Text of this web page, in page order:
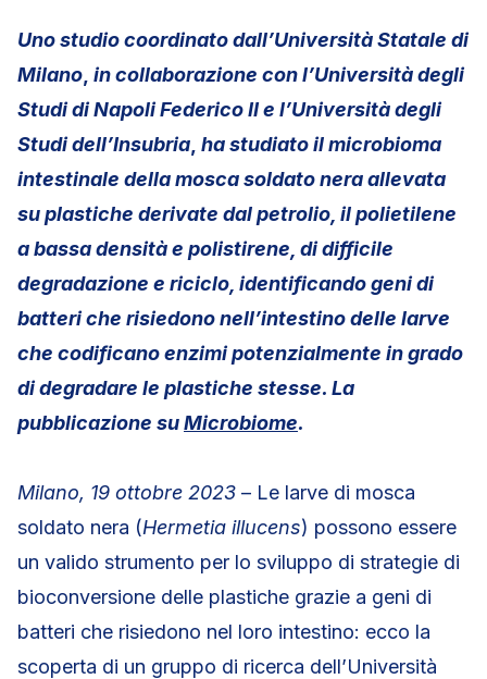
Uno studio coordinato dall’Università Statale di
Milano in collaborazione con l’Università degli
Studi di Napoli Federico II e l’Università degli
Studi dell’Insubria ha studiato il microbioma
intestinale della mosca soldato nera allevata
su plastiche derivate dal petrolio, il polietilene
a bassa densità e polistirene, di difficile
degradazione e riciclo, identificando geni di
batteri che risiedono nell’intestino delle larve
che codificano enzimi potenzialmente in grado
di degradare le plastiche stesse. La
pubblicazione suMicrobiome.
Milano, 19 ottobre 2023 – Le larve di mosca
soldato nera (Hermetia illucens) possono essere
un valido strumento per lo sviluppo di strategie di
bioconversione delle plastiche grazie a geni di
batteri che risiedono nel loro intestino: ecco la
scoperta di un gruppo di ricerca dell’Università